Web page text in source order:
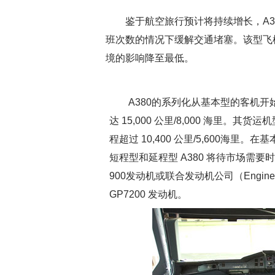
鉴于航空旅行预计将持续增长，
班次数的情况下缓解交通堵塞。该型
境的影响降至最低。
A380的系列化从基本型的客机开
达 15,000 公里/8,000 海里。其货运
程超过 10,400 公里/5,600海里。在
短程型和延程型 A380 将待市场需要
900发动机或联合发动机公司（
GP7200 发动机。